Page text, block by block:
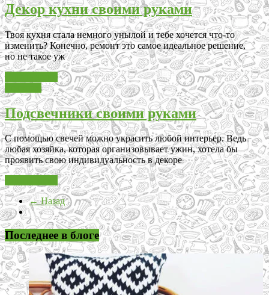
Декор кухни своими руками
Твоя кухня стала немного унылой и тебе хочется что-то
изменить? Конечно, ремонт это самое идеальное решение,
но не такое уж
Подсвечники своими руками
C помощью свечей можно украсить любой интерьер. Ведь
любая хозяйка, которая организовывает ужин, хотела бы
проявить свою индивидуальность в декоре
← Назад
Последнее в блоге